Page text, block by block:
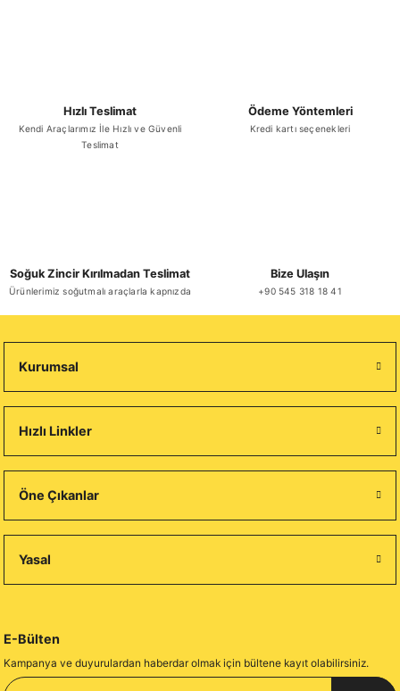
Hızlı Teslimat
Kendi Araçlarımız İle Hızlı ve Güvenli
Teslimat
Ödeme Yöntemleri
Kredi kartı seçenekleri
Soğuk Zincir Kırılmadan Teslimat
Ürünlerimiz soğutmalı araçlarla kapnızda
Bize Ulaşın
+90 545 318 18 41
Kurumsal
Hızlı Linkler
Öne Çıkanlar
Yasal
E-Bülten
Kampanya ve duyurulardan haberdar olmak için bültene kayıt olabilirsiniz.